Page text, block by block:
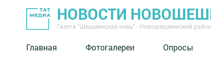
НОВОСТИ
Газета "Шешминская новь" - Новошешминский район
Главная Фотогалереи Опросы